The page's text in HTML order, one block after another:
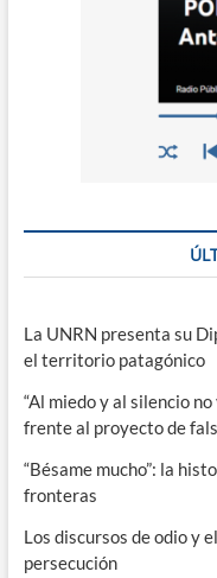
La UNRN presenta su
el territorio patagónico
“Al miedo y al silencio
frente al proyecto de
“Bésame mucho”: la
fronteras
Los discursos de odio y
persecución